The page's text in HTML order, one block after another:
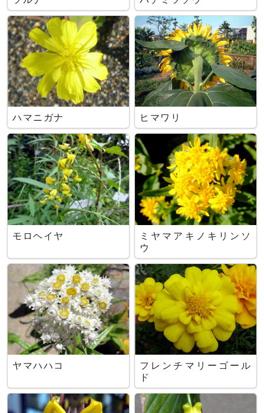
ハマニガナ ヒマワリ
モロヘイヤ
ミヤマアキノキリンソ
ウ
ヤマハハコ
フレンチマリーゴール
ド